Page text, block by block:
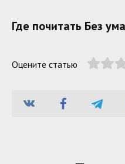
Где почитать Без
Оцените статью